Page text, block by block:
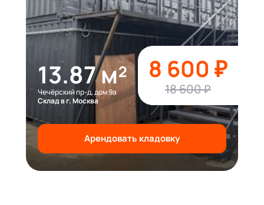
13.87 м²
Чечёрский пр-д, дом 9а
Склад в г. Москва
8 600 ₽
18 600 ₽
Арендовать кладовку